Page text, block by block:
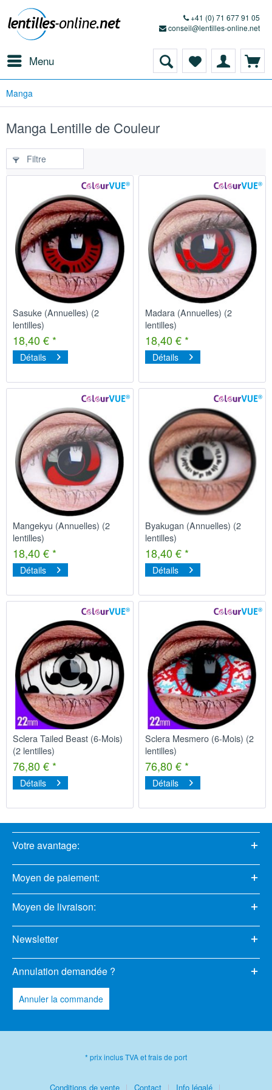
+41 (0) 71 677 91 05
conseil@lentilles-online.net
Menu
Manga
Manga Lentille de Couleur
Filtre
Sasuke (Annuelles) (2
lentilles)
18,40 € *
Détails
Madara (Annuelles) (2
lentilles)
18,40 € *
Détails
Mangekyu (Annuelles) (2
lentilles)
18,40 € *
Détails
Byakugan (Annuelles) (2
lentilles)
18,40 € *
Détails
Sclera Tailed Beast (6-Mois)
(2 lentilles)
76,80 € *
Détails
Sclera Mesmero (6-Mois) (2
lentilles)
76,80 € *
Détails
Votre avantage:
Moyen de paiement:
Moyen de livraison:
Newsletter
Annulation demandée ?
Annuler la commande
* prix inclus TVA et frais de port
Conditions de vente Contact Info légalé